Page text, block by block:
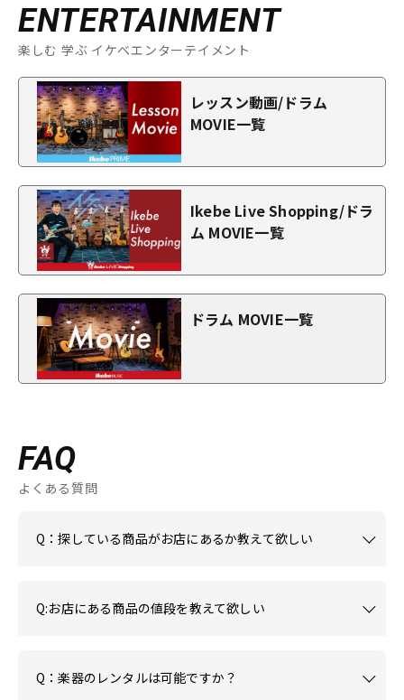
ENTERTAINMENT
楽しむ 学ぶ イケベエンターテイメント
レッスン動画/ドラム
MOVIE一覧
Ikebe Live Shopping/ドラ
ム MOVIE一覧
ドラム MOVIE一覧
FAQ
よくある質問
Q：探している商品がお店にあるか教えて欲しい
Q:お店にある商品の値段を教えて欲しい
Q：楽器のレンタルは可能ですか？